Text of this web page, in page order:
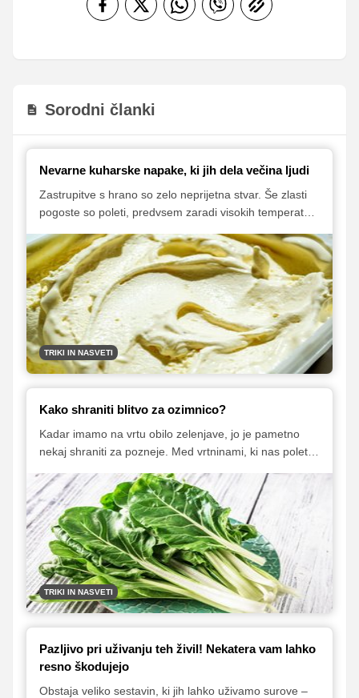
Sorodni članki
Nevarne kuharske napake, ki jih dela večina ljudi
Zastrupitve s hrano so zelo neprijetna stvar. Še zlasti
pogoste so poleti, predvsem zaradi visokih temperatur
pojavijo tudi zaradi našega nepravilnega ravnanja z
živili in neprimernih higienskih standardov.
Predstavljamo vam nekaj najpogostejših napak, ki jih
morda delate v kuhinji in zaradi katerih tvegate
neprijetne zdravstvene zaplete.
TRIKI IN NASVETI
Kako shraniti blitvo za ozimnico?
Kadar imamo na vrtu obilo zelenjave, jo je pametno
nekaj shraniti za pozneje. Med vrtninami, ki nas poleti
saj hitro raste in jo moramo večkrat porezati, zato
imamo možnost, da jo shranimo za hladnejše dni. Z
nekaj preprostimi tehnikami shranjevanja in
konzerviranja lahko uživamo v bogastvu pridelka blitve
tudi pozimi.
TRIKI IN NASVETI
Pazljivo pri uživanju teh živil! Nekatera vam lahko
resno škodujejo
Obstaja veliko sestavin, ki jih lahko uživamo surove –